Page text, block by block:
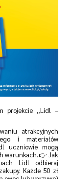
projekcie „Lidl –
atrakcyjnych
i materiałów
uczniowie mogą
warunkach.👉 Jak
Lidl odbieraj
Każde 50 zł